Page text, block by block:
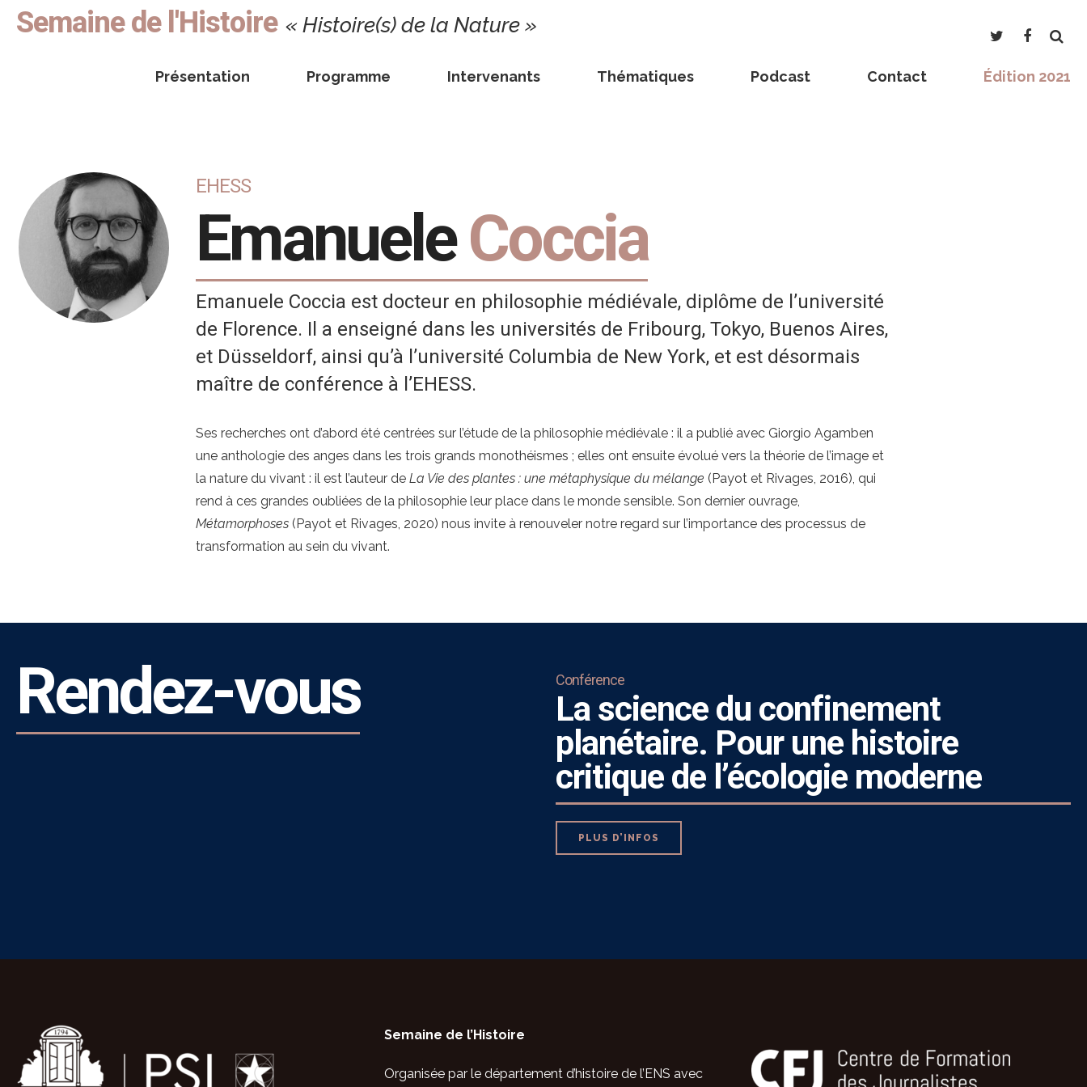
Semaine de l'Histoire « Histoire(s) de la Nature »
Présentation Programme Intervenants Thématiques Podcast Contact Édition 2021
EHESS
EmanueleCoccia
Emanuele Coccia est docteur en philosophie médiévale, diplôme de l’université
de Florence. Il a enseigné dans les universités de Fribourg, Tokyo, Buenos Aires,
et Düsseldorf, ainsi qu’à l’université Columbia de New York, et est désormais
maître de conférence à l’EHESS.
Ses recherches ont d’abord été centrées sur l’étude de la philosophie médiévale : il a publié avec Giorgio Agamben
une anthologie des anges dans les trois grands monothéismes ; elles ont ensuite évolué vers la théorie de l’image et
la nature du vivant : il est l’auteur deLa Vie des plantes :une métaphysique du mélange (Payot et Rivages, 2016), qui
rend à ces grandes oubliées de la philosophie leur place dans le monde sensible. Son dernier ouvrage,
Métamorphoses (Payot et Rivages, 2020) nous invite à renouveler notre regard sur l’importance des processus de
transformation au sein du vivant.
Rendez-vous Conférence
La science du confinement
planétaire. Pour une histoire
critique de l’écologie moderne
PLUS D’INFOS
Semaine de l’Histoire
Organisée par le département d’histoire de l’ENS avec